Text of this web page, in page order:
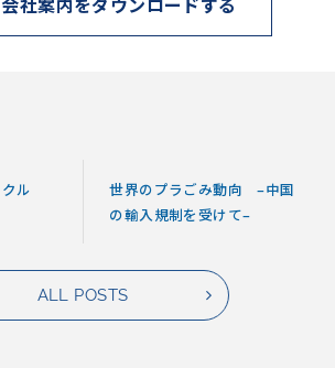
ル
世界のプラごみ動向 –中国
の輸入規制を受けて–
ALL POSTS